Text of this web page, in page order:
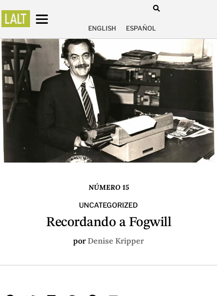
ENGLISH ESPAÑOL
NÚMERO 15
UNCATEGORIZED
Recordando a Fogwill
por Denise Kripper